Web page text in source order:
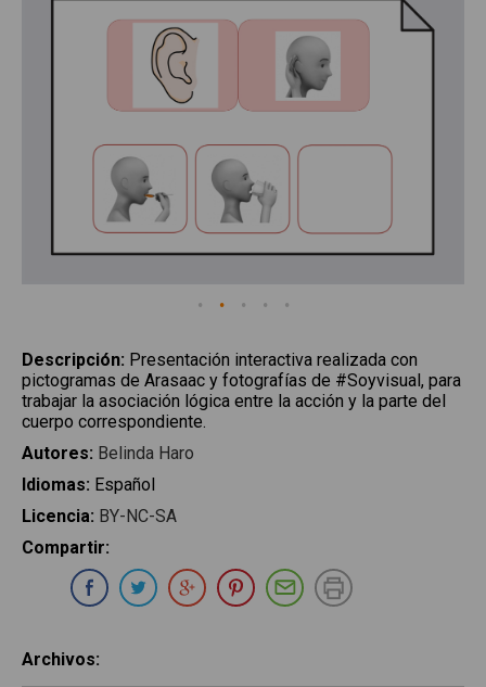
Descripción: Presentación interactiva realizada con
pictogramas de Arasaac y fotografías de #Soyvisual, para
trabajar la asociación lógica entre la acción y la parte del
cuerpo correspondiente.
Autores: Belinda Haro
Idiomas: Español
Licencia: BY-NC-SA
Compartir:
Compartir en Whatsapp
Compartir en Facebook
Compartir en Twitter
Compartir en Google Plus
Compartir en Pinterest
Compartir por E-
Archivos: